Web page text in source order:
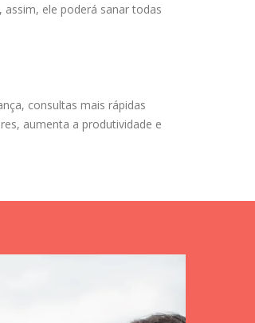
assim, ele poderá sanar todas
consultas mais rápidas
aumenta a produtividade e